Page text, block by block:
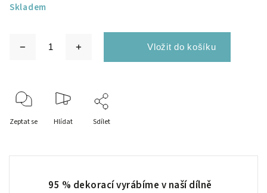
Skladem
Zeptat se Hlídat Sdílet
95 % dekorací vyrábíme v naší dílně